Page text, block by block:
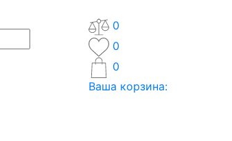
0
0
0
Ваша корзина: